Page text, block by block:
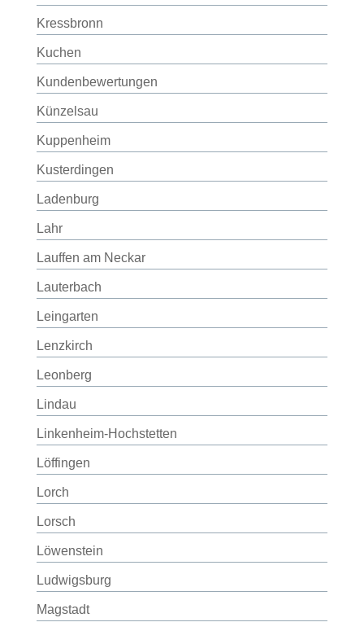
Kressbronn
Kuchen
Kundenbewertungen
Künzelsau
Kuppenheim
Kusterdingen
Ladenburg
Lahr
Lauffen am Neckar
Lauterbach
Leingarten
Lenzkirch
Leonberg
Lindau
Linkenheim-Hochstetten
Löffingen
Lorch
Lorsch
Löwenstein
Ludwigsburg
Magstadt